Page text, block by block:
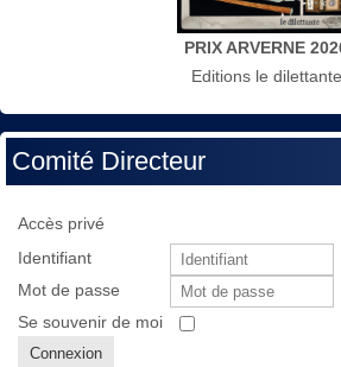
PRIX ARVERNE
Editions le dilettante
Comité Directeur
Accès privé
Identifiant
Mot de passe
Se souvenir de moi
Connexion